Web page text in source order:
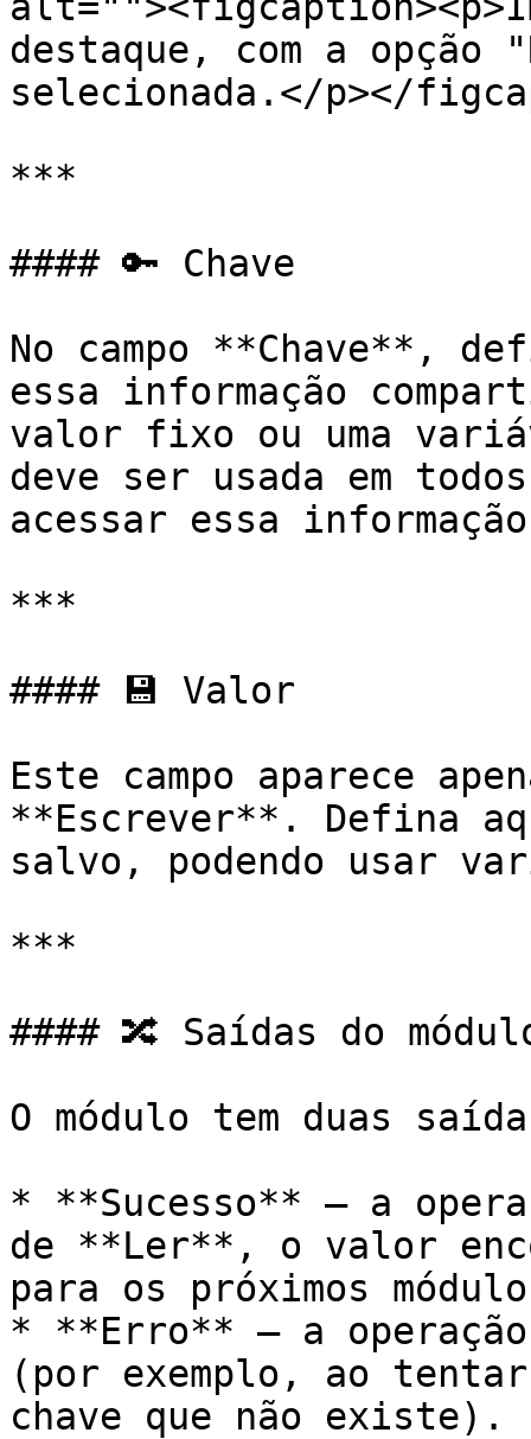
destaque, com a opção
selecionada.</p></
***
#### 🔑 Chave
No campo **Chave**,
essa informação
valor fixo ou uma
deve ser usada em
acessar essa
***
#### 💾 Valor
Este campo aparece
**Escrever**. Defina
salvo, podendo usar
***
#### 🔀 Saídas do
O módulo tem duas
* **Sucesso** — a
de **Ler**, o valor
para os próximos
* **Erro** — a
(por exemplo, ao
chave que não existe).